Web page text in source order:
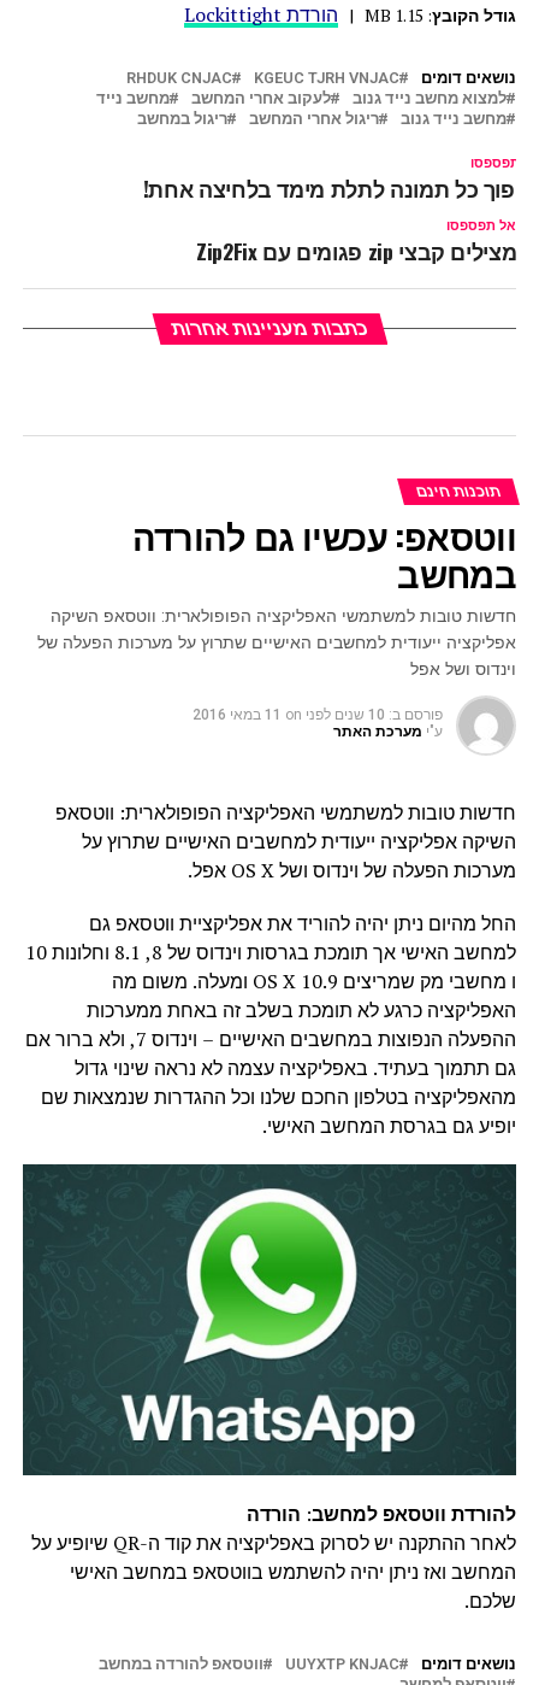
גודל הקובץ: 1.15
MB
| הורדת Lockittight
נושאים דומים KGEUC TJRH VNJAC
RHDUK CNJAC
למצוא מחשב נייד גנוב
לעקוב אחרי המחשב
מחשב נייד
מחשב נייד גנוב
ריגול אחרי המחשב ריגול במחשב
תפספסו
כל תמונה לתלת מימד בלחיצה אחת!
אל תפספסו
מצילים קבצי zip פגומים עם Zip2Fix
כתבות מעניינות אחרות
תוכנות חינם
ווטסאפ: עכשיו גם להורדה
במחשב
חדשות טובות למשתמשי האפליקציה הפופולארית: ווטסאפ השיקה
אפליקציה ייעודית למחשבים האישיים שתרוץ על מערכות הפעלה של
וינדוס ושל אפל
פורסם ב: 10 שנים לפני on 11 במאי 2016
ע"י מערכת האתר
חדשות טובות למשתמשי האפליקציה הפופולארית: ווטסאפ
השיקה אפליקציה ייעודית למחשבים האישיים שתרוץ על
מערכות הפעלה של וינדוס ושל OS X אפל.
החל מהיום ניתן יהיה להוריד את אפליקציית ווטסאפ גם
למחשב האישי אך תומכת בגרסות וינדוס של 8, 8.1 וחלונות 10
ו מחשבי מק שמריצים OS X 10.9 ומעלה. משום מה
האפליקציה כרגע לא תומכת בשלב זה באחת ממערכות
ההפעלה הנפוצות במחשבים האישיים – וינדוס 7, ולא ברור אם
גם תתמוך בעתיד. באפליקציה עצמה לא נראה שינוי גדול
מהאפליקציה בטלפון החכם שלנו וכל ההגדרות שנמצאות שם
יופיע גם בגרסת המחשב האישי.
להורדת ווטסאפ למחשב: הורדה
לאחר ההתקנה יש לסרוק באפליקציה את קוד ה-QR שיופיע על
המחשב ואז ניתן יהיה להשתמש בווטסאפ במחשב האישי
שלכם.
נושאים דומים UUYXTP KNJAC
ווטסאפ להורדה במחשב